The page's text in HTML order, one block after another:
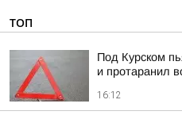
ТОП
Под Курском
и протаранил
16:12